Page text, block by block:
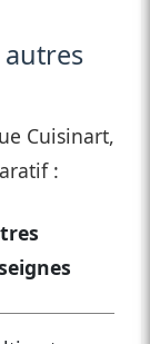
Cuisinart,
: